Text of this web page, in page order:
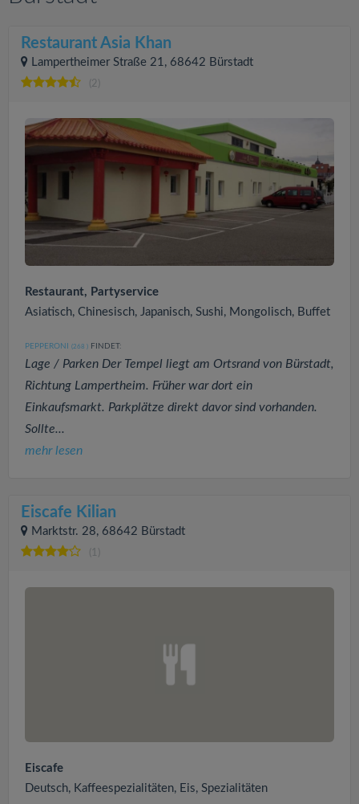
Restaurant Asia Khan
Lampertheimer Straße 21, 68642 Bürstadt
(2)
Restaurant, Partyservice
Asiatisch, Chinesisch, Japanisch, Sushi, Mongolisch, Buffet
PEPPERONI (268 ) FINDET:
Lage / Parken Der Tempel liegt am Ortsrand von Bürstadt,
Richtung Lampertheim. Früher war dort ein
Einkaufsmarkt. Parkplätze direkt davor sind vorhanden.
Sollte...
mehr lesen
Eiscafe Kilian
Marktstr. 28, 68642 Bürstadt
(1)
Eiscafe
Deutsch, Kaffeespezialitäten, Eis, Spezialitäten